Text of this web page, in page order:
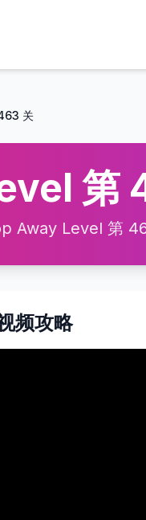
关
第
Away Level 第
频攻略